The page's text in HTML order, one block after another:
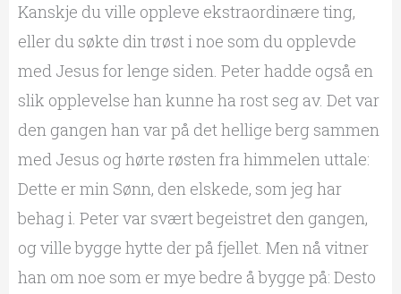
Kanskje du ville oppleve ekstraordinære ting,
eller du søkte din trøst i noe som du opplevde
med Jesus for lenge siden. Peter hadde også en
slik opplevelse han kunne ha rost seg av. Det var
den gangen han var på det hellige berg sammen
med Jesus og hørte røsten fra himmelen uttale:
Dette er min Sønn, den elskede, som jeg har
behag i. Peter var svært begeistret den gangen,
og ville bygge hytte der på fjellet. Men nå vitner
han om noe som er mye bedre å bygge på: Desto